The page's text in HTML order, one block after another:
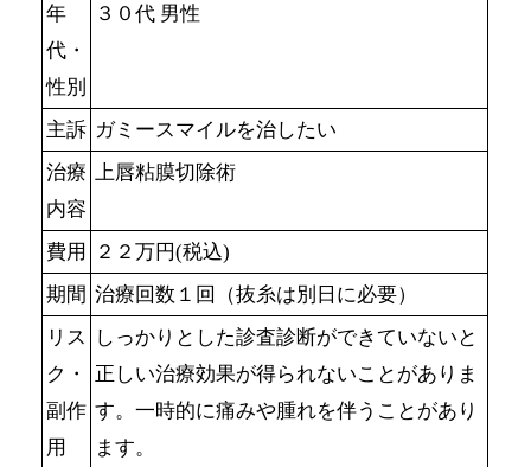
年
代・
性別
３０代 男性
主訴 ガミースマイルを治したい
治療
内容
上唇粘膜切除術
費用
２２万円(税込)
期間 治療回数１回（抜糸は別日に必要）
リス
ク・
副作
用
しっかりとした診査診断ができていないと
正しい治療効果が得られないことがありま
す。一時的に痛みや腫れを伴うことがあり
ます。